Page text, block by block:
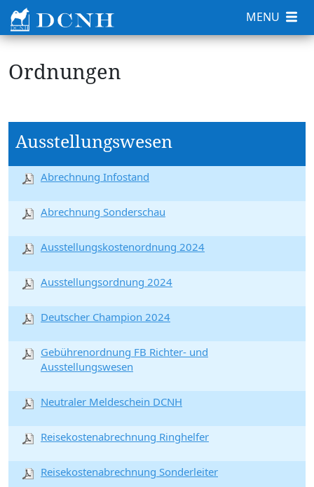
Ordnungen
Ausstellungswesen
Abrechnung Infostand
Abrechnung Sonderschau
Ausstellungskostenordnung 2024
Ausstellungsordnung 2024
Deutscher Champion 2024
Gebührenordnung FB Richter- und
Ausstellungswesen
Neutraler Meldeschein DCNH
Reisekostenabrechnung Ringhelfer
Reisekostenabrechnung Sonderleiter
MENU